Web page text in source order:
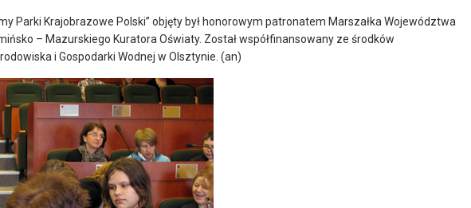
Parki Krajobrazowe Polski” objęty był honorowym patronatem Marszałka Województwa
– Mazurskiego Kuratora Oświaty. Został współfinansowany ze środków
i Gospodarki Wodnej w Olsztynie. (an)